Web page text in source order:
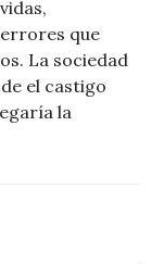
que
La sociedad
el castigo
la